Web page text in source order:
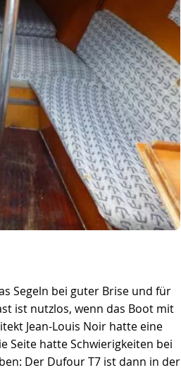
Segeln bei guter Brise und für
ist nutzlos, wenn das Boot mit
Jean-Louis Noir hatte eine
Seite hatte Schwierigkeiten bei
Der Dufour T7 ist dann in der